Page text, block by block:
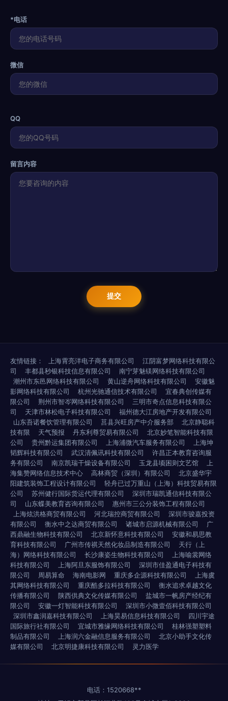
*电话
微信
QQ
留言内容
友情链接： 上海霄亮洋电子商务有限公司
江阴富梦网络科技有限公
司
丰都县秒银科技信息有限公司
南宁芽魅镁网络科技有限公司
潮州市东邑网络科技有限公司
黄山逆舟网络科技有限公司
安徽魅
影网络科技有限公司
杭州光驰通信技术有限公司
宜春典创传媒有
限公司
荆州市智岑网络科技有限公司
三明市奇点信息科技有限公
司
天津市林松电子科技有限公司
福州德大江房地产开发有限公司
山东吾诺餐饮管理有限公司
莒县兴旺房产中介服务部
北京静聪科
技有限
天气预报 丹东利尊贸易有限公司
北京妙笔智能科技有限
公司
贵州黔运集团有限公司 上海浦微汽车服务有限公司
上海坤
韬辉科技有限公司
武汉清佩讯科技有限公司
许昌正本教育咨询服
务有限公司
南京凯瑞干燥设备有限公司 玉龙县顷困则文艺馆
上
海集赞网络信息技术中心
高林商贸（深圳）有限公司
北京盛华宇
阳建筑装饰工程设计有限公司
轻舟已过万重山（上海）科技贸易有限
公司
苏州健行国际货运代理有限公司
深圳市瑞凯通信科技有限公
司
山东蝶美教育咨询有限公司
惠州市三公分装饰工程有限公司
上海炫洪格商贸有限公司
河北瑞控商贸有限公司
深圳市骏嘉投资
有限公司
衡水中之达商贸有限公司 诸城市启源机械有限公司
广
西鼎融生物科技有限公司
北京新怀意科技有限公司
安徽和易思教
育科技有限公司
广州市传祺天然化妆品制造有限公司
天行（上
海）网络科技有限公司
长沙康姿生物科技有限公司
上海喻裳网络
科技有限公司
上海阿旦东服饰有限公司
深圳市佳盈通电子科技有
限公司
周易算命 海南电影网 重庆多企源科技有限公司
上海虞
其网络科技有限公司
重庆酷多拉科技有限公司
衡水追求卓越文化
传播有限公司
陕西供典文化传媒有限公司
盐城市一帆房产经纪有
限公司
安徽一灯智能科技有限公司
深圳市小微壹佰科技有限公司
深圳市鑫润嘉科技有限公司
上海昊易信息科技有限公司
四川宇途
国际旅行社有限公司
宜城市雅缘网络科技有限公司
桂林强塑塑料
制品有限公司
上海润六金融信息服务有限公司
北京小助手文化传
媒有限公司
北京明捷康科技有限公司 灵力医学
电话：1520668**